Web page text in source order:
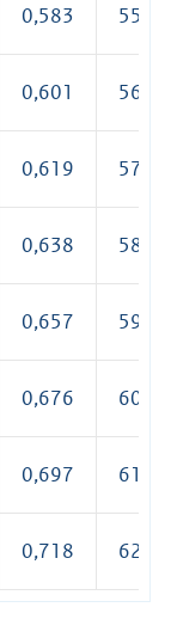
0,583 55
0,601 56
0,619 57
0,638 58
0,657 59
0,676 60
0,697 61
0,718 62